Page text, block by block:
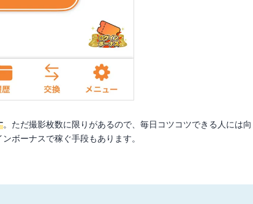
。ただ撮影枚数に限りがあるので、毎日コツコツできる人には向
ボーナスで稼ぐ手段もあります。